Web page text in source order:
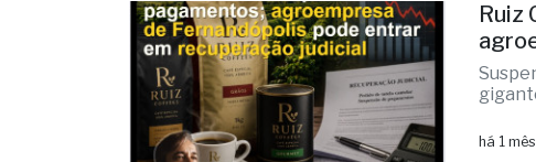
Ruiz
há 1 mês